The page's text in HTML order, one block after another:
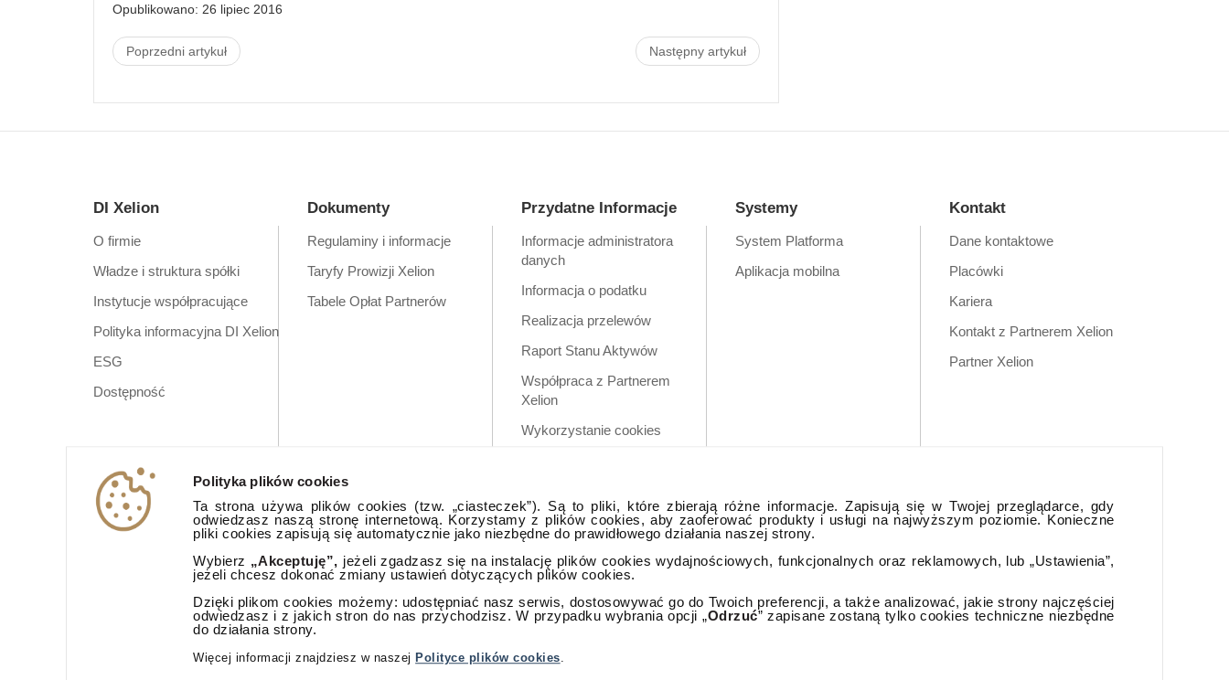
Polityka plików cookies
Ta strona używa plików cookies (tzw. „ciasteczek”). Są to pliki, które zbierają różne informacje. Zapisują się w Twojej przeglądarce, gdy
odwiedzasz naszą stronę internetową. Korzystamy z plików cookies, aby zaoferować produkty i usługi na najwyższym poziomie. Konieczne
pliki cookies zapisują się automatycznie jako niezbędne do prawidłowego działania naszej strony.
Wybierz „Akceptuję”, jeżeli zgadzasz się na instalację plików cookies wydajnościowych, funkcjonalnych oraz reklamowych, lub „Ustawienia”,
jeżeli chcesz dokonać zmiany ustawień dotyczących plików cookies.
Dzięki plikom cookies możemy: udostępniać nasz serwis, dostosowywać go do Twoich preferencji, a także analizować, jakie strony najczęściej
odwiedzasz i z jakich stron do nas przychodzisz. W przypadku wybrania opcji „Odrzuć” zapisane zostaną tylko cookies techniczne niezbędne
do działania strony.
Więcej informacji znajdziesz w naszej Polityce plików cookies.
Opublikowano: 26 lipiec 2016
Poprzedni artykuł Następny artykuł
DI Xelion
O firmie
Władze i struktura spółki
Instytucje współpracujące
Polityka informacyjna DI Xelion
ESG
Dostępność
Dokumenty
Regulaminy i informacje
Taryfy Prowizji Xelion
Tabele Opłat Partnerów
Przydatne Informacje
Informacje administratora
danych
Informacja o podatku
Realizacja przelewów
Raport Stanu Aktywów
Współpraca z Partnerem
Xelion
Wykorzystanie cookies
aplikacji mobilnej
Systemy
System Platforma
Aplikacja mobilna
Kontakt
Dane kontaktowe
Placówki
Kariera
Kontakt z Partnerem Xelion
Partner Xelion